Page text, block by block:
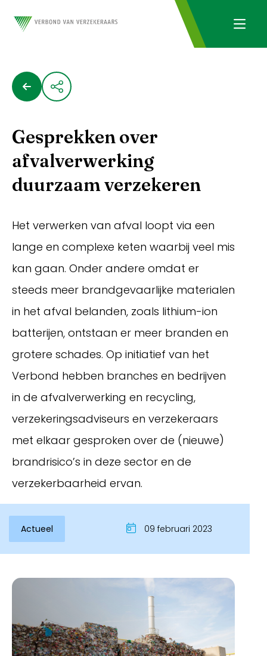
Inloggen
Gesprekken over
afvalverwerking
duurzaam verzekeren
Het verwerken van afval loopt via een
lange en complexe keten waarbij veel mis
kan gaan. Onder andere omdat er
steeds meer brandgevaarlijke materialen
in het afval belanden, zoals lithium-ion
batterijen, ontstaan er meer branden en
grotere schades. Op initiatief van het
Verbond hebben branches en bedrijven
in de afvalverwerking en recycling,
verzekeringsadviseurs en verzekeraars
met elkaar gesproken over de (nieuwe)
brandrisico’s in deze sector en de
verzekerbaarheid ervan.
Actueel 09 februari 2023